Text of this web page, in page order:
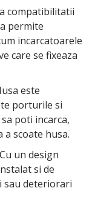
compatibilitatii
permite
incarcatoarele
care se fixeaza
este
porturile si
poti incarca,
scoate husa.
Cu un design
si de
sau deteriorari